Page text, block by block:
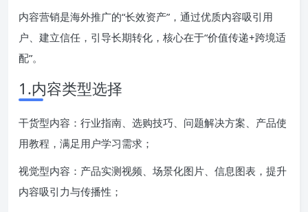
内容营销是海外推广的“长效资产”，通过优质内容吸引用
户、建立信任，引导长期转化，核心在于“价值传递+跨境适
配”。
1.内容类型选择
干货型内容：行业指南、选购技巧、问题解决方案、产品使
用教程，满足用户学习需求；
视觉型内容：产品实测视频、场景化图片、信息图表，提升
内容吸引力与传播性；